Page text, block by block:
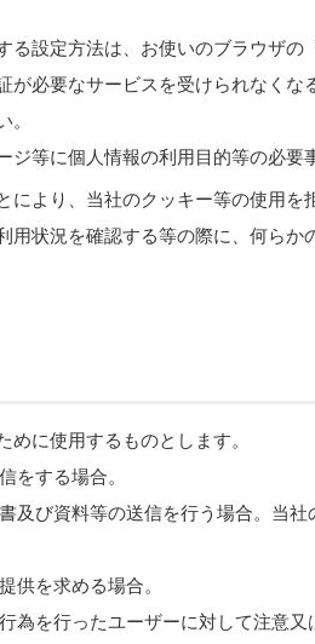
設定方法は、お使いのブラウザの
が必要なサービスを受けられなく
等に個人情報の利用目的等の必要
により、当社のクッキー等の使用
状況を確認する等の際に、何ら
に使用するものとします。
をする場合。
及び資料等の送信を行う場合。当
供を求める場合。
を行ったユーザーに対して注意又